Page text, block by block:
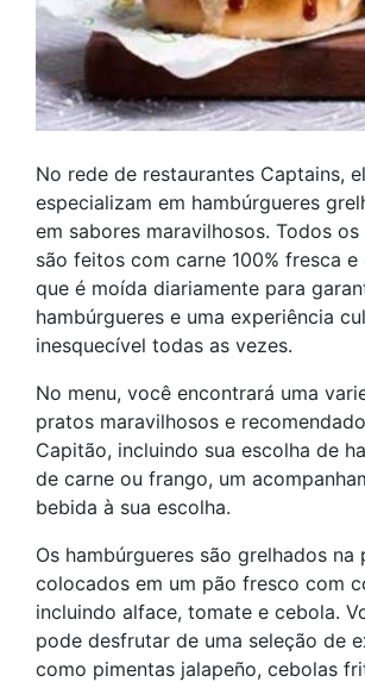
No rede de restaurantes Captains,
especializam em hambúrgueres
em sabores maravilhosos. Todos
são feitos com carne 100% fresca
que é moída diariamente para
hambúrgueres e uma experiência
inesquecível todas as vezes.
No menu, você encontrará uma
pratos maravilhosos e
Capitão, incluindo sua escolha de
de carne ou frango, um
bebida à sua escolha.
Os hambúrgueres são grelhados na
colocados em um pão fresco com
incluindo alface, tomate e cebola.
pode desfrutar de uma seleção de
como pimentas jalapeño, cebolas